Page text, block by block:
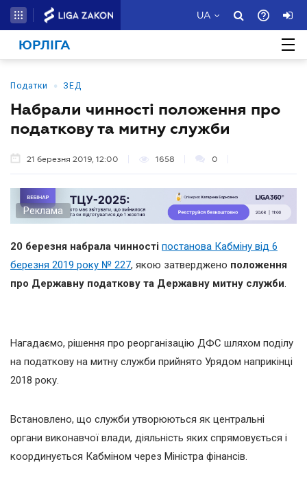
UA
ЮРЛІГА
Податки • ЗЕД
Набрали чинності положення про
податкову та митну служби
21 березня 2019, 12:00 1658 0
Реклама
20 березня набрала чинності постанова Кабміну від 6
березня 2019 року № 227, якою затверджено положення
про Державну податкову та Державну митну служби.
Нагадаємо, рішення про реорганізацію ДФС шляхом поділу
на податкову на митну служби прийнято Урядом наприкінці
2018 року.
Встановлено, що служби утворюються як центральні
органи виконавчої влади, діяльність яких спрямовується і
координується Кабміном через Міністра фінансів.